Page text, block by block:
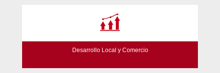
Desarrollo Local y Comercio